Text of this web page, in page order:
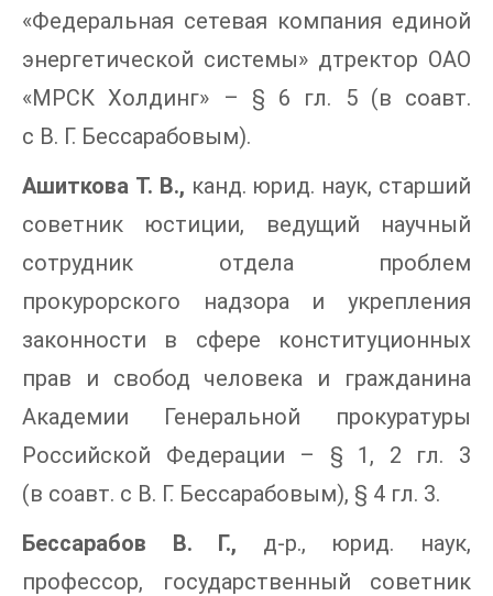
«Федеральная сетевая компания единой
энергетической системы» дтректор ОАО
«МРСК Холдинг» – § 6 гл. 5 (в соавт.
с В. Г. Бессарабовым).
Ашиткова Т. В., канд. юрид. наук, старший
советник юстиции, ведущий научный
сотрудник отдела проблем
прокурорского надзора и укрепления
законности в сфере конституционных
прав и свобод человека и гражданина
Академии Генеральной прокуратуры
Российской Федерации – § 1, 2 гл. 3
(в соавт. с В. Г. Бессарабовым), § 4 гл. 3.
Бессарабов В. Г., д-р., юрид. наук,
профессор, государственный советник